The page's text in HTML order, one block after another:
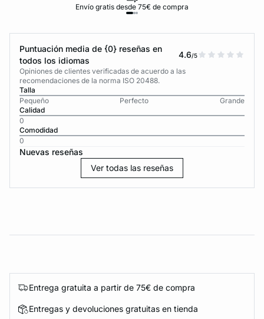
Envío gratis desde 75€ de compra
Puntuación media de {0} reseñas en
todos los idiomas
4.6/5
Opiniones de clientes verificadas de acuerdo a las
recomendaciones de la norma ISO 20488.
Talla
Pequeño
Perfecto
Grande
Calidad
0
Comodidad
0
Nuevas reseñas
Ver todas las reseñas
Entrega gratuita a partir de 75€ de compra
Entregas y devoluciones gratuitas en tienda